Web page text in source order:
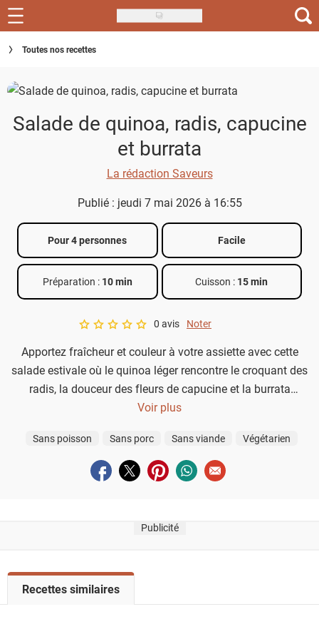
Skip
to
main
Recettes
Inspirations
Téléchargez l'app Saveurs Recettes
Index des recettes
Guide d'achat
Toutes nos recettes
Salade de quinoa, radis, capucine
et burrata
La rédaction Saveurs
Publié : jeudi 7 mai 2026 à 16:55
Pour 4 personnes Facile
Préparation : 10 min Cuisson : 15 min
A star rating of 0 out of 5.
0 avis Noter
Apportez fraîcheur et couleur à votre assiette avec cette
salade estivale où le quinoa léger rencontre le croquant des
radis, la douceur des fleurs de capucine et la burrata
crémeuse. Une explosion de saveurs et de textures, idéale
Voir plus
Sans poisson Sans porc Sans viande Végétarien
Partager sur facebook
Partager sur twitter
Partager sur pinterest
Partager sur whatsapp
Envoyer à un ami
Publicité
o
Recettes similaires